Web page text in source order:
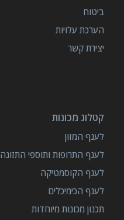
ביטוח
הערכת עלויות
יצירת קשר
קטלוג מכונות
לענף המזון
לענף התרופות ותוספי התזונה
לענף הקוסמטיקה
לענף הכימיכלים
תכנון מכונות מיוחדות